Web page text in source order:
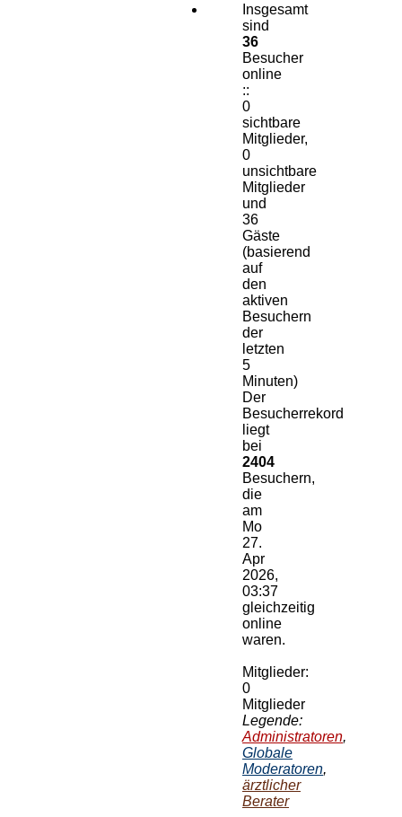
Insgesamt
sind
36
Besucher
online
::
0
sichtbare
Mitglieder,
0
unsichtbare
Mitglieder
und
36
Gäste
(basierend
auf
den
aktiven
Besuchern
der
letzten
5
Minuten)
Der
Besucherrekord
liegt
bei
2404
Besuchern,
die
am
Mo
27.
Apr
2026,
03:37
gleichzeitig
online
waren.
Mitglieder:
0
Mitglieder
Legende:
Administratoren,
Globale
Moderatoren,
ärztlicher
Berater